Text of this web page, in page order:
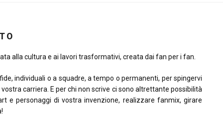
alla cultura e ai lavori trasformativi, creata dai fan per i fan.
individuali o a squadre, a tempo o permanenti, per spingervi
carriera. E per chi non scrive ci sono altrettante possibilità
e personaggi di vostra invenzione, realizzare fanmix, girare